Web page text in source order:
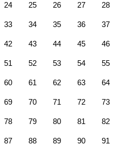
24 25 26 27 28
33 34 35 36 37
42 43 44 45 46
51 52 53 54 55
60 61 62 63 64
69 70 71 72 73
78 79 80 81 82
87 88 89 90 91